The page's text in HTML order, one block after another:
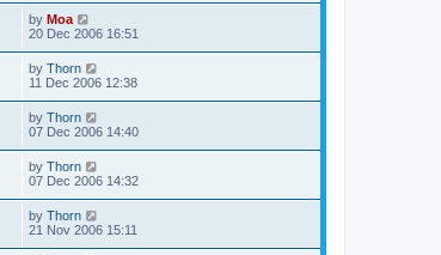
by Moa
20 Dec 2006 16:51
by Thorn
11 Dec 2006 12:38
by Thorn
07 Dec 2006 14:40
by Thorn
07 Dec 2006 14:32
by Thorn
21 Nov 2006 15:11